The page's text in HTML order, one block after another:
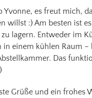
Yvonne, es freut mich,
willst :) Am besten ist
zu lagern. Entweder im
in einem kühlen Raum –
Das
Grüße und ein frohes